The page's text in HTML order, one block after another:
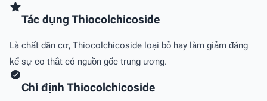
Tác dụng Thiocolchicoside
Là chất dãn cơ, Thiocolchicoside loại bỏ hay làm giảm đáng
kể sự co thắt có nguồn gốc trung ương.
Chỉ định Thiocolchicoside